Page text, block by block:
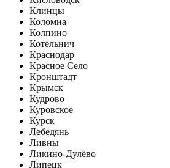
Клинцы
Коломна
Колпино
Котельнич
Краснодар
Красное Село
Кронштадт
Крымск
Кудрово
Куровское
Курск
Лебедянь
Ливны
Ликино-Дулёво
Липецк